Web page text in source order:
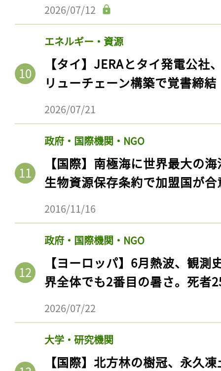
2026/07/12
エネルギー・資源
【タイ】JERAとタイ発電公社
リューチェーン構築で覚書締結
2026/07/21
政府・国際機関・NGO
【国際】南極海に世界最大の
生物資源保存条約で加盟国が合
2016/11/16
政府・国際機関・NGO
【ヨーロッパ】6月熱波、観
界全体でも2番目の暑さ。死者
2026/07/22
大学・研究機関
【国際】北方林の樹冠、永久